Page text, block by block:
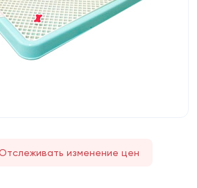
изменение цен